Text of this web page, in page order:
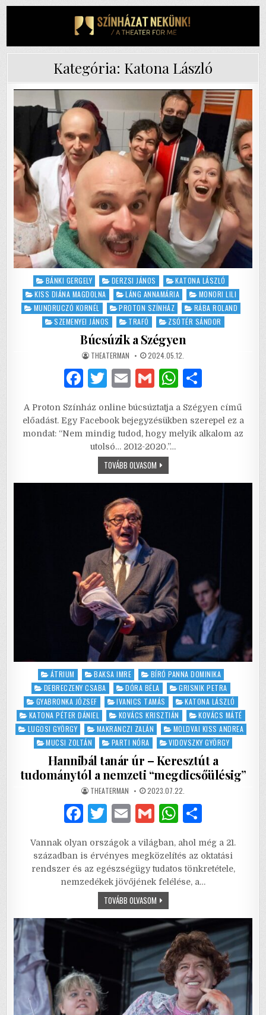
Kategória: Katona László
Posted
in
BÁNKI GERGELY DERZSI JÁNOS
KATONA LÁSZLÓ
KISS DIÁNA MAGDOLNA
LÁNG ANNAMÁRIA
MONORI LILI
MUNDRUCZÓ KORNÉL
PROTON SZÍNHÁZ
RÁBA ROLAND
SZEMENYEI JÁNOS
TRAFÓ ZSÓTÉR SÁNDOR
Búcsúzik a Szégyen
AUTHOR:
THEATERMAN PUBLISHED
DATE:
2024.05.12.
F
c
e
b
T
it
te
r
E
ai
l
G
ai
l
W
at
s
ar
e
A Proton Színház online búcsúztatja a Szégyen című
előadást. Egy Facebook bejegyzésükben szerepel ez a
mondat: “Nem mindig tudod, hogy melyik alkalom az
utolsó… 2012-2020.”…
TOVÁBB OLVASOMBÚCSÚZIK
A
SZÉGYEN
Posted
in
ÁTRIUM BAKSA IMRE
BÍRÓ PANNA DOMINIKA
DEBRECZENY CSABA
DÓRA BÉLA
GRISNIK PETRA
GYABRONKA JÓZSEF
IVANICS TAMÁS
KATONA LÁSZLÓ
KATONA PÉTER DÁNIEL
KOVÁCS KRISZTIÁN
KOVÁCS MÁTÉ
LUGOSI GYÖRGY
MAKRANCZI ZALÁN
MOLDVAI KISS ANDREA
MUCSI ZOLTÁN
PARTI NÓRA VIDOVSZKY GYÖRGY
Hannibál tanár úr – Keresztút a
tudománytól a nemzeti “megdicsőülésig”
AUTHOR:
THEATERMAN PUBLISHED
2023.07.22.
F
c
e
b
T
it
te
r
E
ai
l
G
ai
l
W
at
s
A
p
ar
e
Vannak olyan országok a világban, ahol még a 21.
században is érvényes megközelítés az oktatási
rendszer és az egészségügy tudatos tönkretétele,
nemzedékek jövőjének felélése, a…
TOVÁBB OLVASOMHANNIBÁL
TANÁR
ÚR
–
KERESZTÚT
TUDOMÁNYTÓL
A
NEMZETI
“MEGDICSŐÜLÉSIG”